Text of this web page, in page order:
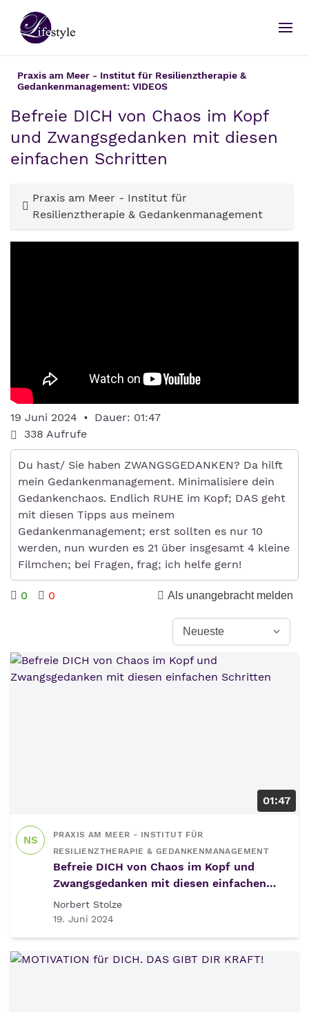
Praxis am Meer - Institut für Resilienztherapie &
Gedankenmanagement: VIDEOS
Befreie DICH von Chaos im Kopf
und Zwangsgedanken mit diesen
einfachen Schritten
Praxis am Meer - Institut für
Resilienztherapie & Gedankenmanagement
19 Juni 2024 • Dauer: 01:47
338 Aufrufe
Du hast/ Sie haben ZWANGSGEDANKEN? Da hilft
mein Gedankenmanagement. Minimalisiere dein
Gedankenchaos. Endlich RUHE im Kopf; DAS geht
mit diesen Tipps aus meinem
Gedankenmanagement; erst sollten es nur 10
werden, nun wurden es 21 über insgesamt 4 kleine
Filmchen; bei Fragen, frag; ich helfe gern!
0 0 Als unangebracht melden
01:47
NS
PRAXIS AM MEER - INSTITUT FÜR
RESILIENZTHERAPIE & GEDANKENMANAGEMENT
Befreie DICH von Chaos im Kopf und
Zwangsgedanken mit diesen einfachen
Schritten
Norbert Stolze
19. Juni 2024